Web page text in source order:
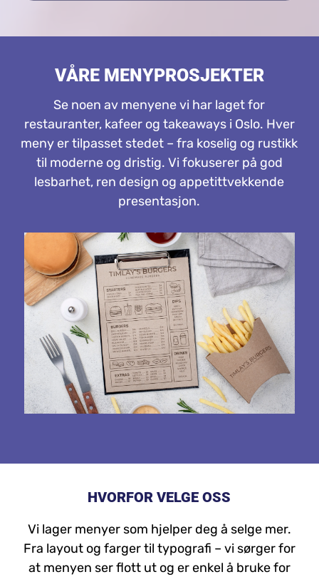
VÅRE MENYPROSJEKTER
Se noen av menyene vi har laget for
restauranter, kafeer og takeaways i Oslo. Hver
meny er tilpasset stedet – fra koselig og rustikk
til moderne og dristig. Vi fokuserer på god
lesbarhet, ren design og appetittvekkende
presentasjon.
HVORFOR VELGE OSS
Vi lager menyer som hjelper deg å selge mer.
Fra layout og farger til typografi – vi sørger for
at menyen ser flott ut og er enkel å bruke for